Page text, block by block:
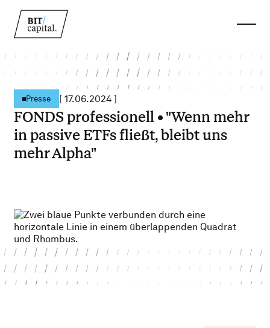
Presse [17.06.2024 ]
FONDS professionell • "Wenn mehr
in passive ETFs fließt, bleibt uns
mehr Alpha"